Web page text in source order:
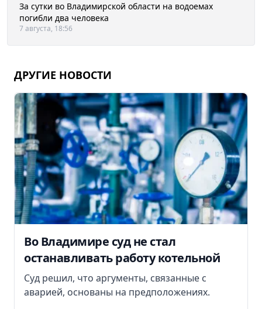
За сутки во Владимирской области на водоемах
погибли два человека
7 августа, 18:56
ДРУГИЕ НОВОСТИ
Во Владимире суд не стал
останавливать работу котельной
Суд решил, что аргументы, связанные с
аварией, основаны на предположениях.